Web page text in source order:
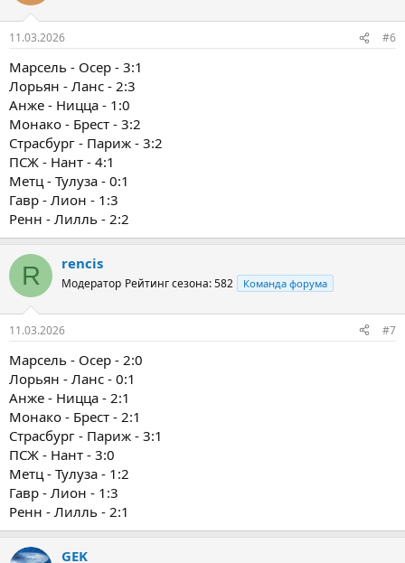
11.03.2026 #6
Марсель - Осер - 3:1
Лорьян - Ланс - 2:3
Анже - Ницца - 1:0
Монако - Брест - 3:2
Страсбург - Париж - 3:2
ПСЖ - Нант - 4:1
Метц - Тулуза - 0:1
Гавр - Лион - 1:3
Ренн - Лилль - 2:2
R rencis
Модератор Рейтинг сезона: 582 Команда форума
11.03.2026 #7
Марсель - Осер - 2:0
Лорьян - Ланс - 0:1
Анже - Ницца - 2:1
Монако - Брест - 2:1
Страсбург - Париж - 3:1
ПСЖ - Нант - 3:0
Метц - Тулуза - 1:2
Гавр - Лион - 1:3
Ренн - Лилль - 2:1
GEK